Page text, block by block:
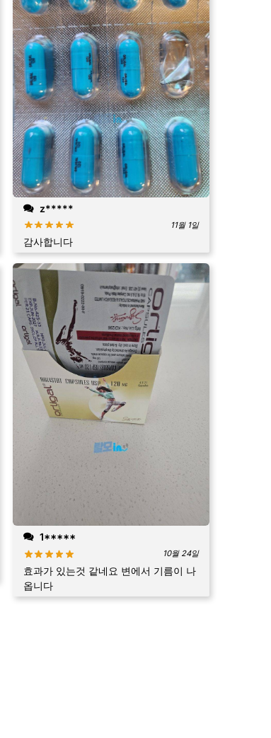
z*****
11월 1일
감사합니다
1*****
10월 24일
효과가 있는것 같네요 변에서 기름이 나
옵니다